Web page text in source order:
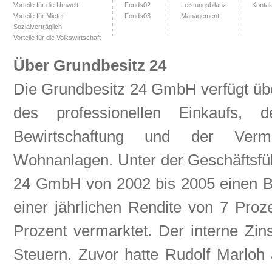
Vorteile für die Umwelt
Vorteile für Mieter
Sozialverträglich
Vorteile für die Volkswirtschaft
Fonds02
Fonds03
Leistungsbilanz
Management
Über Grundbesitz 24
Die Grundbesitz 24 GmbH verfügt
des professionellen Einkaufs,
Bewirtschaftung und der
Wohnanlagen. Unter der
24 GmbH von 2002 bis 2005 einen
einer jährlichen Rendite von 7
Prozent vermarktet. Der interne
Steuern. Zuvor hatte Rudolf